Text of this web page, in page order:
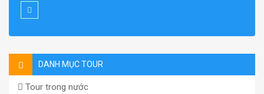
DANH MỤC TOUR
Tour trong nước